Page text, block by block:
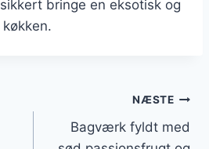
bringe en eksotisk og
NÆSTE
Bagværk fyldt med